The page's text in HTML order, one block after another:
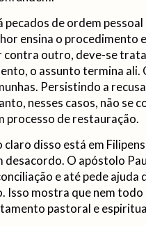
pecados de ordem
ensina o procedimento
contra outro, deve-se
o assunto termina ali.
Persistindo a
nesses casos, não se
processo de restauração.
claro disso está em
desacordo. O apóstolo
e até pede
Isso mostra que nem
pastoral e